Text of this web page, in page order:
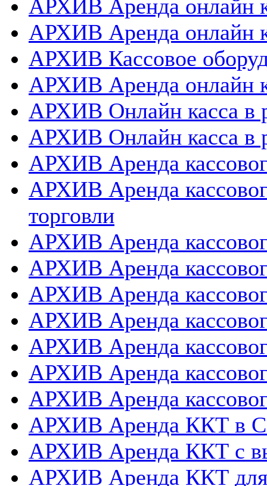
АРХИВ Аренда онлайн
АРХИВ Аренда онлайн
АРХИВ Кассовое
АРХИВ Аренда онлайн
АРХИВ Онлайн касса в
АРХИВ Онлайн касса в
АРХИВ Аренда
АРХИВ Аренда
торговли
АРХИВ Аренда
АРХИВ Аренда
АРХИВ Аренда
АРХИВ Аренда
АРХИВ Аренда
АРХИВ Аренда
АРХИВ Аренда
АРХИВ Аренда ККТ в
АРХИВ Аренда ККТ с
АРХИВ Аренда ККТ для